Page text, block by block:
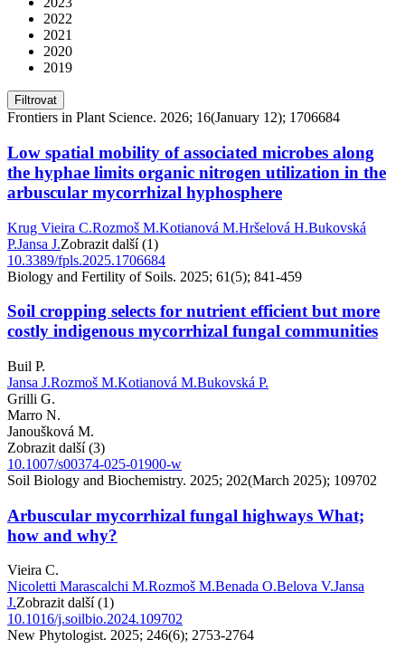
2022
2021
2020
2019
Filtrovat
Frontiers in Plant Science. 2026; 16(January 12); 1706684
Low spatial mobility of associated microbes along
the hyphae limits organic nitrogen utilization in the
arbuscular mycorrhizal hyphosphere
Krug Vieira C.Rozmoš M.Kotianová M.Hršelová H.Bukovská
P.Jansa J.Zobrazit další (1)
10.3389/fpls.2025.1706684
Biology and Fertility of Soils. 2025; 61(5); 841-459
Soil cropping selects for nutrient efficient but more
costly indigenous mycorrhizal fungal communities
Buil P.
Jansa J.Rozmoš M.Kotianová M.Bukovská P.
Grilli G.
Marro N.
Janoušková M.
Zobrazit další (3)
10.1007/s00374-025-01900-w
Soil Biology and Biochemistry. 2025; 202(March 2025); 109702
Arbuscular mycorrhizal fungal highways What;
how and why?
Vieira C.
Nicoletti Marascalchi M.Rozmoš M.Benada O.Belova V.Jansa
J.Zobrazit další (1)
10.1016/j.soilbio.2024.109702
New Phytologist. 2025; 246(6); 2753-2764